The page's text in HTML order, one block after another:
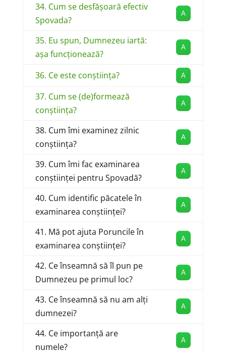
34. Cum se desfășoară efectiv
Spovada?
A
35. Eu spun, Dumnezeu iartă:
așa funcționează?
A
36. Ce este conștiința? A
37. Cum se (de)formează
conștiința?
A
38. Cum îmi examinez zilnic
conștiința?
A
39. Cum îmi fac examinarea
conștiinței pentru Spovadă?
A
40. Cum identific păcatele în
examinarea conștiinței?
A
41. Mă pot ajuta Poruncile în
examinarea conștiinței?
A
42. Ce înseamnă să îl pun pe
Dumnezeu pe primul loc?
A
43. Ce înseamnă să nu am alți
dumnezei?
A
44. Ce importanță are
numele?
A